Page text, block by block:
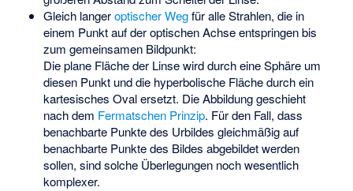
Gleich langeroptischer Wegfür alle Strahlen, die in
einem Punkt auf der optischen Achse entspringen bis
zum gemeinsamen Bildpunkt:
Die plane Fläche der Linse wird durch eine Sphäre um
diesen Punkt und die hyperbolische Fläche durch ein
kartesisches Ovalersetzt. Die Abbildung geschieht
nach dem Fermatschen Prinzip. Für den Fall, dass
benachbarte Punkte des Urbildes gleichmäßig auf
benachbarte Punkte des Bildes abgebildet werden
sollen, sind solche Überlegungen noch wesentlich
komplexer.